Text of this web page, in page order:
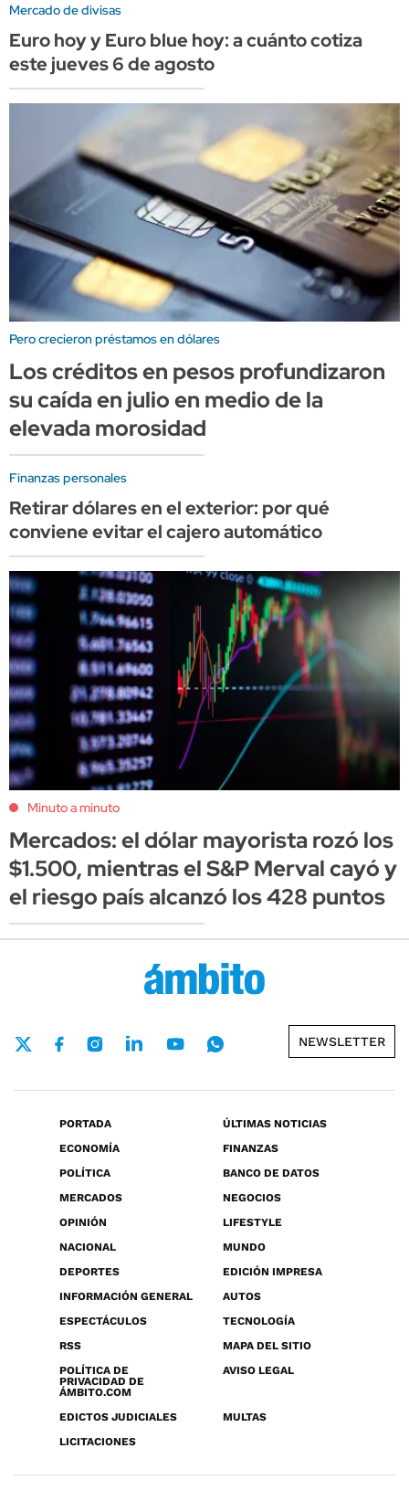
Mercado de divisas
Euro hoy y Euro blue hoy: a cuánto cotiza
este jueves 6 de agosto
Pero crecieron préstamos en dólares
Los créditos en pesos profundizaron
su caída en julio en medio de la
elevada morosidad
Finanzas personales
Retirar dólares en el exterior: por qué
conviene evitar el cajero automático
Minuto a minuto
Mercados: el dólar mayorista rozó los
$1.500, mientras el S&P Merval cayó y
el riesgo país alcanzó los 428 puntos
NEWSLETTER
PORTADA
ÚLTIMAS NOTICIAS
ECONOMÍA
FINANZAS
POLÍTICA
BANCO DE DATOS
MERCADOS
NEGOCIOS
OPINIÓN
LIFESTYLE
NACIONAL
MUNDO
DEPORTES
EDICIÓN IMPRESA
INFORMACIÓN GENERAL
AUTOS
ESPECTÁCULOS
TECNOLOGÍA
RSS
MAPA DEL SITIO
POLÍTICA DE
PRIVACIDAD DE
ÁMBITO.COM
AVISO LEGAL
EDICTOS JUDICIALES
MULTAS
LICITACIONES